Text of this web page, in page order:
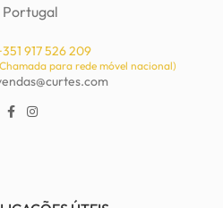
Portugal
917 526 209
para rede móvel nacional)